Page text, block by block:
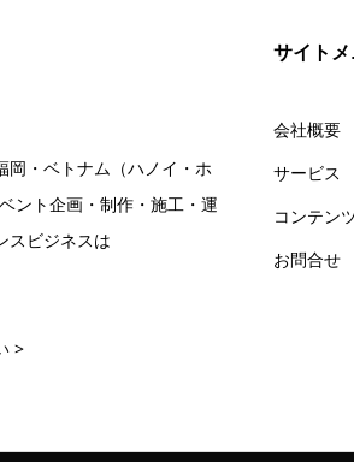
岡・ベトナム（ハノイ・ホ
ント企画・制作・施工・運
スビジネスは
>
サイト
会社概要
サービス
コンテン
お問合せ